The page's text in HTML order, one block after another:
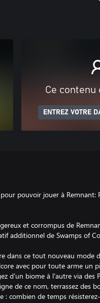
Ce
ENTREZ VOTRE
pouvoir jouer à Remnant:
et corrompus de
additionnel de Swamps of
dans ce tout nouveau mode
avec pour toute arme un
d'un biome à l'autre via des
de ce nom, terrassez des
combien de temps